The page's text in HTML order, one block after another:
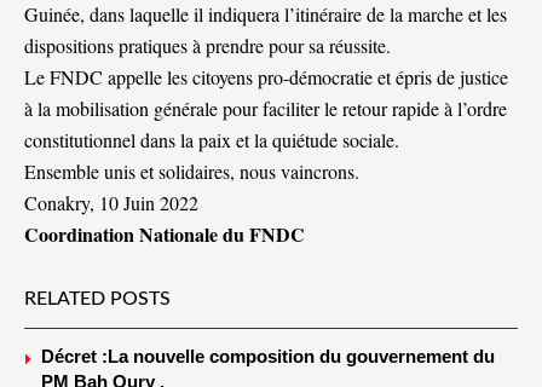
Guinée, dans laquelle il indiquera l’itinéraire de la marche et les
dispositions pratiques à prendre pour sa réussite.
Le FNDC appelle les citoyens pro-démocratie et épris de justice
à la mobilisation générale pour faciliter le retour rapide à l’ordre
constitutionnel dans la paix et la quiétude sociale.
Ensemble unis et solidaires, nous vaincrons.
Conakry, 10 Juin 2022
Coordination Nationale du FNDC
RELATED POSTS
Décret :La nouvelle composition du gouvernement du
PM Bah Oury .